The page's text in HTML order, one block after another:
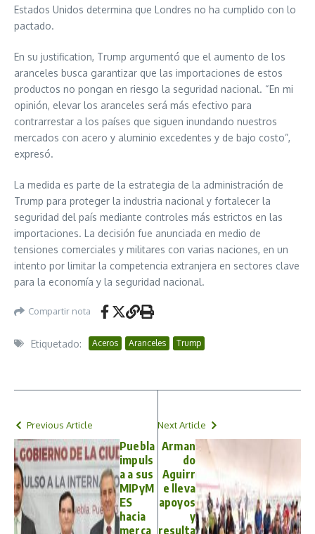
Estados Unidos determina que Londres no ha cumplido con lo
pactado.
En su justification, Trump argumentó que el aumento de los
aranceles busca garantizar que las importaciones de estos
productos no pongan en riesgo la seguridad nacional. “En mi
opinión, elevar los aranceles será más efectivo para
contrarrestar a los países que siguen inundando nuestros
mercados con acero y aluminio excedentes y de bajo costo”,
expresó.
La medida es parte de la estrategia de la administración de
Trump para proteger la industria nacional y fortalecer la
seguridad del país mediante controles más estrictos en las
importaciones. La decisión fue anunciada en medio de
tensiones comerciales y militares con varias naciones, en un
intento por limitar la competencia extranjera en sectores clave
para la economía y la seguridad nacional.
Compartir nota
Etiquetado: Aceros Aranceles Trump
Previous Article
Puebla
impuls
a a sus
MIPyM
ES
hacia
merca
Next Article
Arman
do
Aguirr
e lleva
apoyos
y
resulta